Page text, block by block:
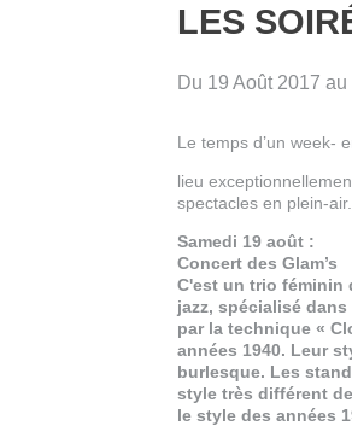
LES
Du 19 Août 2017
Le temps d’un week-
lieu
spectacles en plein-air.
Samedi 19 août :
Concert des Glam’s
C'est un trio féminin
jazz, spécialisé
par la technique «
années 1940. Leur
burlesque. Les
style très différent
le style des années